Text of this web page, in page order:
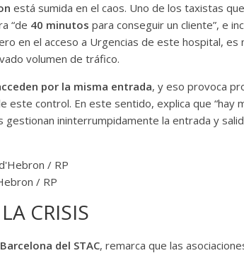
está sumida en el caos. Uno de los taxistas
“de 40 minutos para conseguir un cliente”, e
en el acceso a Urgencias de este hospital, es
volumen de tráfico.
por la misma entrada, y eso provoca
este control. En este sentido, explica que “hay
gestionan ininterrumpidamente la entrada y
/ RP
CRISIS
del STAC, remarca que las